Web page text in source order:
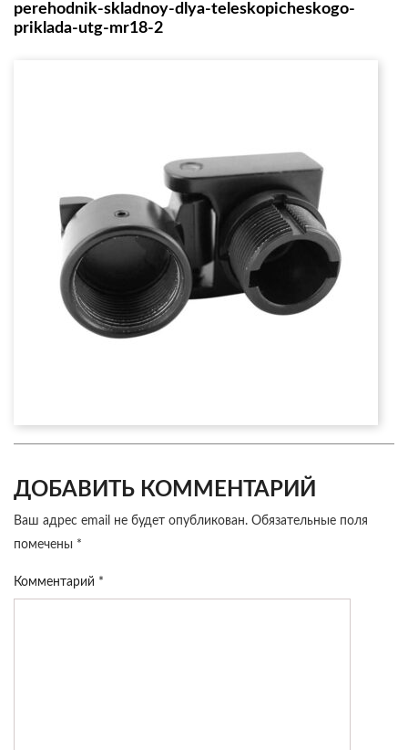
perehodnik-skladnoy-dlya-teleskopicheskogo-
priklada-utg-mr18-2
ДОБАВИТЬ КОММЕНТАРИЙ
Ваш адрес email не будет опубликован. Обязательные поля
помечены *
Комментарий *